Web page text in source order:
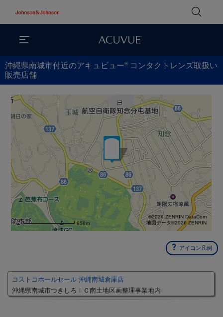
沖縄県南城市付近のアキュビュー® コンタクトレンズ取扱い
販売店舗
650m
©2026 ZENRIN DataCom
地図データ©2026 ZENRIN
アイコン凡例
コストコホールセール 沖縄南城倉庫店
沖縄県南城市つきしろＩＣ南土地区画整理事業地内